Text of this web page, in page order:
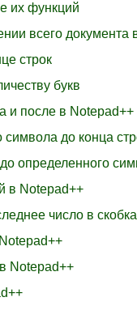
их функций
всего документа
строк
букв
и после в Notepad++
до конца
определенного
в Notepad++
число в
Notepad++